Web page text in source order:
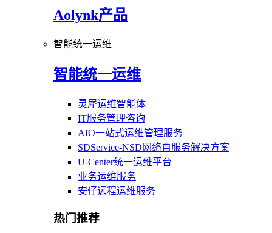
Aolynk产品
智能统一运维
智能统一运维
灵犀运维智能体
IT服务管理咨询
AIO一站式运维管理服务
SDService-NSD网络自服务解决方案
U-Center统一运维平台
业务运维服务
安仔远程运维服务
热门推荐